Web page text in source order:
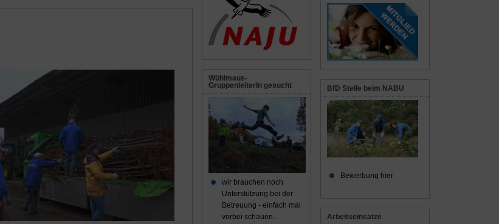
BfD Stelle beim NABU
Bewerbung hier
Arbeitseinsätze
Wühlmaus-
GruppenleiterIn gesucht
wir brauchen noch
Unterstützung bei der
Betreuung - einfach mal
vorbei schauen...